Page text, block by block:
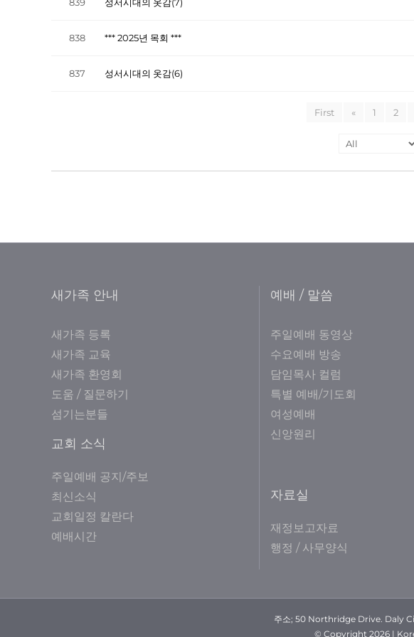
838 *** 2025년 목회 ***
837 성서시대의 옷감(6)
First « 1 2
새가족 안내
새가족 등록
새가족 교육
새가족 환영회
도움 / 질문하기
섬기는분들
교회 소식
주일예배 공지/주보
최신소식
교회일정 칼란다
예배시간
예배 / 말씀
주일예배 동영상
수요예배 방송
담임목사 컬럼
특별 예배/기도회
여성예배
신앙원리
자료실
재정보고자료
행정 / 사무양식
주소; 50 Northridge Drive. Daly
© Copyright 2026 |